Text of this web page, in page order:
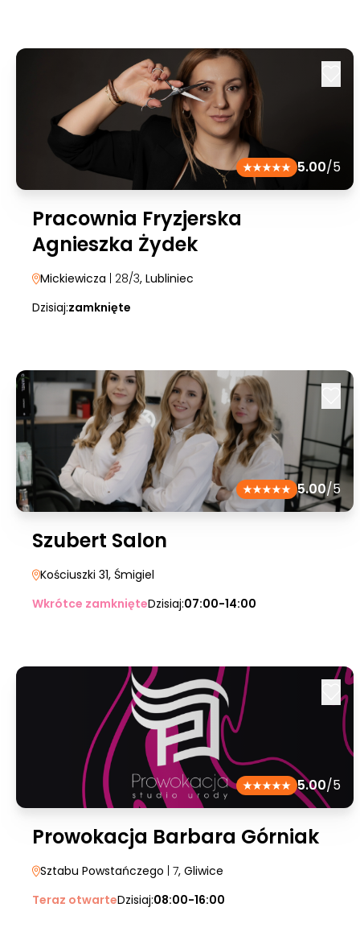
5.00/5
Pracownia Fryzjerska
Agnieszka Żydek
Mickiewicza | 28/3, Lubliniec
Dzisiaj:zamknięte
5.00/5
Szubert Salon
Kościuszki 31, Śmigiel
Wkrótce zamknięteDzisiaj:07:00-14:00
5.00/5
Prowokacja Barbara Górniak
Sztabu Powstańczego | 7, Gliwice
Teraz otwarteDzisiaj:08:00-16:00